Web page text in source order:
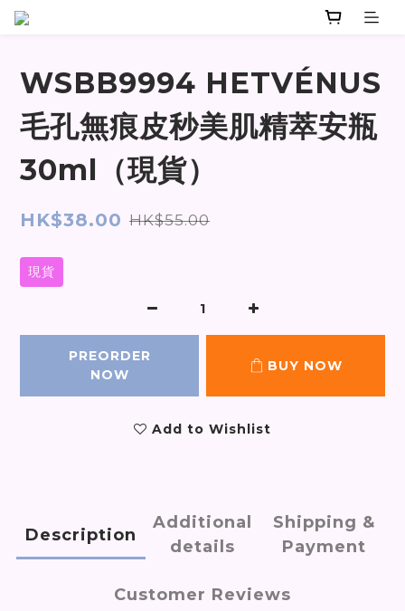
WSBB9994 HETVÉNUS
毛孔無痕皮秒美肌精萃安瓶
30ml（現貨）
HK$38.00 HK$55.00
現貨
PREORDER
NOW
BUY NOW
Add to Wishlist
Description
Additional
details
Shipping &
Payment
Customer Reviews